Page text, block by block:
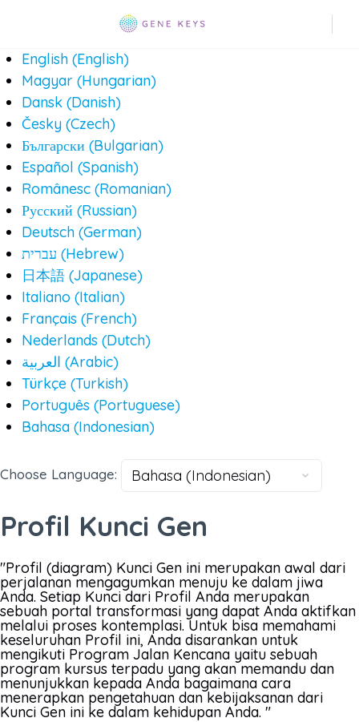
English (English)
Magyar (Hungarian)
Dansk (Danish)
Česky (Czech)
Български (Bulgarian)
Español (Spanish)
Românesc (Romanian)
Русский (Russian)
Deutsch (German)
עברית (Hebrew)
日本語 (Japanese)
Italiano (Italian)
Français (French)
Nederlands (Dutch)
العربية (Arabic)
Türkçe (Turkish)
Português (Portuguese)
Bahasa (Indonesian)
Choose Language:
Profil Kunci Gen
"Profil (diagram) Kunci Gen ini merupakan awal dari
perjalanan mengagumkan menuju ke dalam jiwa
Anda. Setiap Kunci dari Profil Anda merupakan
sebuah portal transformasi yang dapat Anda aktifkan
melalui proses kontemplasi. Untuk bisa memahami
keseluruhan Profil ini, Anda disarankan untuk
mengikuti Program Jalan Kencana yaitu sebuah
program kursus terpadu yang akan memandu dan
menunjukkan kepada Anda bagaimana cara
menerapkan pengetahuan dan kebijaksanan dari
Kunci Gen ini ke dalam kehidupan Anda. "